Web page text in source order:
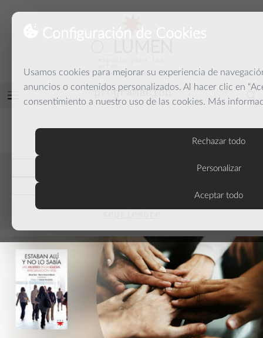
Configuración de Cookies
Usamos cookies para mejorar su experiencia de
anuncios o contenidos personalizados. Al hacer clic en
consentimiento a nuestro uso de las cookies. Más
Rechazar todo
Personalizar
Aceptar todo
y la palabra
programación